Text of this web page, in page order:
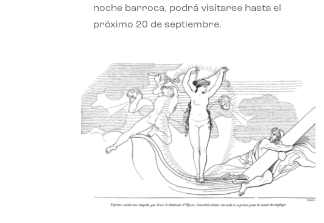
noche barroca, podrá visitarse hasta el
próximo 20 de septiembre.